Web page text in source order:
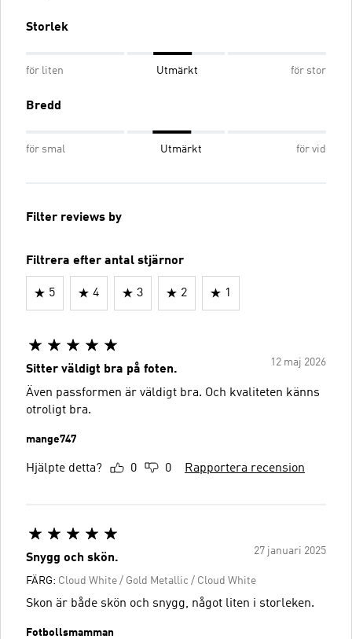
Storlek
för liten Utmärkt för stor
Bredd
för smal Utmärkt för vid
Filter reviews by
Filtrera efter antal stjärnor
5 4 3 2 1
12 maj 2026
Sitter väldigt bra på foten.
Även passformen är väldigt bra. Och kvaliteten känns
otroligt bra.
mange747
Hjälpte detta? 0 0 Rapportera recension
27 januari 2025
Snygg och skön.
FÄRG: Cloud White / Gold Metallic / Cloud White
Skon är både skön och snygg, något liten i storleken.
Fotbollsmamman